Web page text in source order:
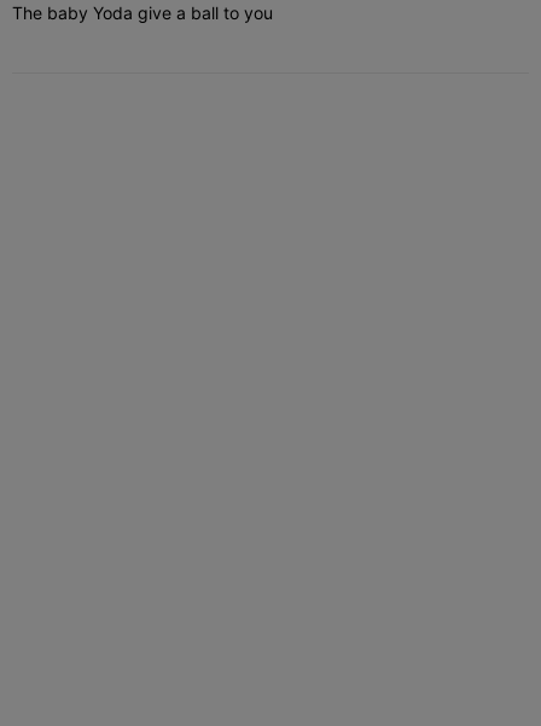
The baby Yoda give a ball to you